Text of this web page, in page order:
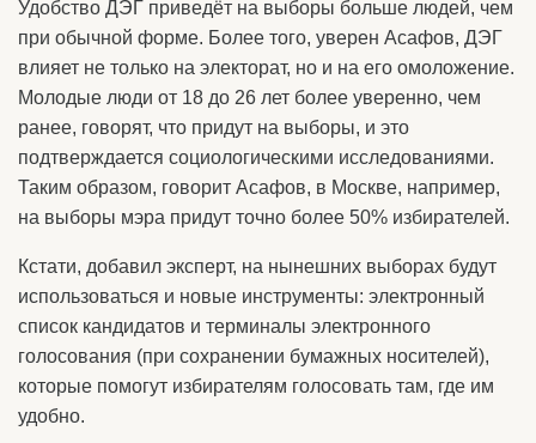
Удобство ДЭГ приведёт на выборы больше людей, чем
при обычной форме. Более того, уверен Асафов, ДЭГ
влияет не только на электорат, но и на его омоложение.
Молодые люди от 18 до 26 лет более уверенно, чем
ранее, говорят, что придут на выборы, и это
подтверждается социологическими исследованиями.
Таким образом, говорит Асафов, в Москве, например,
на выборы мэра придут точно более 50% избирателей.
Кстати, добавил эксперт, на нынешних выборах будут
использоваться и новые инструменты: электронный
список кандидатов и терминалы электронного
голосования (при сохранении бумажных носителей),
которые помогут избирателям голосовать там, где им
удобно.